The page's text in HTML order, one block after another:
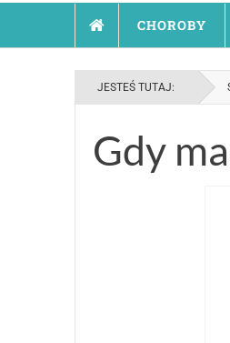
CHOROBY
JESTEŚ TUTAJ:
Gdy